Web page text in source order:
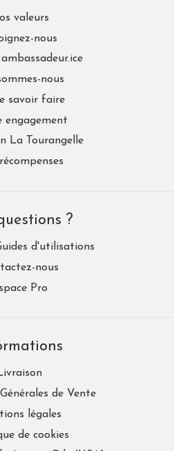
valeurs
nous
nous
savoir faire
engagement
La Tourangelle
?
d'utilisations
nous
Pro
de Vente
légales
de cookies